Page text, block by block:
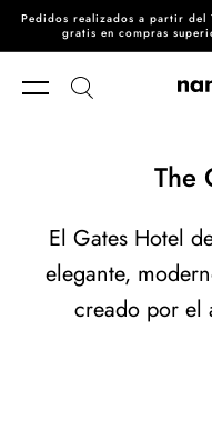
Ir
Pedidos realizados a partir
gratis en compras
The
El Gates Hotel
elegante,
creado por el